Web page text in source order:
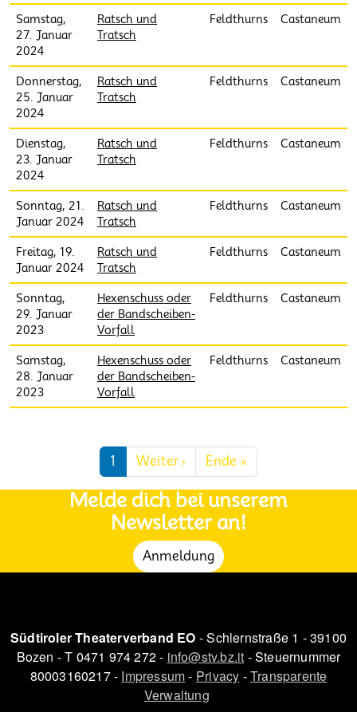
Samstag,
27. Januar
2024
Ratsch und
Tratsch
Feldthurns Castaneum
Donnerstag,
25. Januar
2024
Ratsch und
Tratsch
Feldthurns Castaneum
Dienstag,
23. Januar
2024
Ratsch und
Tratsch
Feldthurns Castaneum
Sonntag, 21.
Januar 2024
Ratsch und
Tratsch
Feldthurns Castaneum
Freitag, 19.
Januar 2024
Ratsch und
Tratsch
Feldthurns Castaneum
Sonntag,
29. Januar
2023
Hexenschuss oder
der Bandscheiben-
Vorfall
Feldthurns Castaneum
Samstag,
28. Januar
2023
Hexenschuss oder
der Bandscheiben-
Vorfall
Feldthurns Castaneum
1 Weiter › Nächste Seite
Ende »
Melde dich bei unserem
Newsletter an!
Anmeldung
Südtiroler Theaterverband EO - Schlernstraße 1 - 39100
Bozen - T 0471 974 272 - info@stv.bz.it - Steuernummer
80003160217 - Impressum- Privacy -Transparente
Verwaltung